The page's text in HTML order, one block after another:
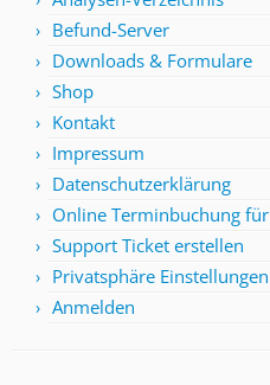
Befund-Server
Downloads & Formulare
Shop
Kontakt
Impressum
Datenschutzerklärung
Online Terminbuchung
Support Ticket erstellen
Privatsphäre Einstellungen
Anmelden